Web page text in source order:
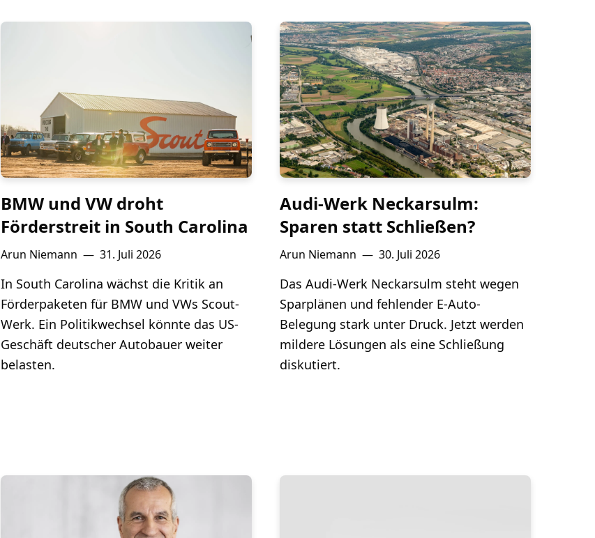
BMW und VW droht
Förderstreit in South Carolina
Arun Niemann — 31. Juli 2026
In South Carolina wächst die Kritik an
Förderpaketen für BMW und VWs Scout-
Werk. Ein Politikwechsel könnte das US-
Geschäft deutscher Autobauer weiter
belasten.
Audi-Werk Neckarsulm:
Sparen statt Schließen?
Arun Niemann — 30. Juli 2026
Das Audi-Werk Neckarsulm steht wegen
Sparplänen und fehlender E-Auto-
Belegung stark unter Druck. Jetzt werden
mildere Lösungen als eine Schließung
diskutiert.